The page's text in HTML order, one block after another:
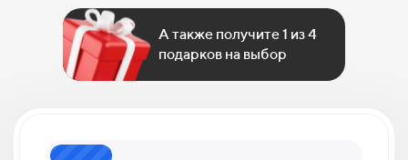
А также получите 1 из 4
подарков на выбор